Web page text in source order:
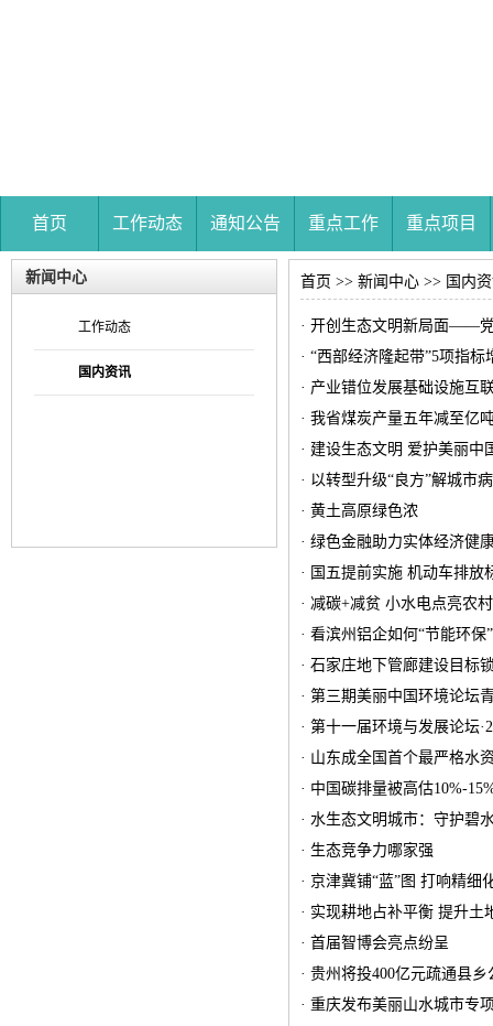
首页 工作动态 通知公告 重点工作 重点项目
新闻中心
工作动态
国内资讯
首页 >> 新闻中心 >> 国内
· 开创生态文明新局面——
· “西部经济隆起带”5项指标
· 产业错位发展基础设施互
· 我省煤炭产量五年减至亿
· 建设生态文明 爱护美丽中
· 以转型升级“良方”解城市
· 黄土高原绿色浓
· 绿色金融助力实体经济健
· 国五提前实施 机动车排放
· 减碳+减贫 小水电点亮农村
· 看滨州铝企如何“节能环保”
· 石家庄地下管廊建设目标
· 第三期美丽中国环境论坛
· 第十一届环境与发展论坛
· 山东成全国首个最严格水
· 中国碳排量被高估10%-
· 水生态文明城市：守护碧
· 生态竞争力哪家强
· 京津冀铺“蓝”图 打响精细
· 实现耕地占补平衡 提升土
· 首届智博会亮点纷呈
· 贵州将投400亿元疏通县乡
· 重庆发布美丽山水城市专